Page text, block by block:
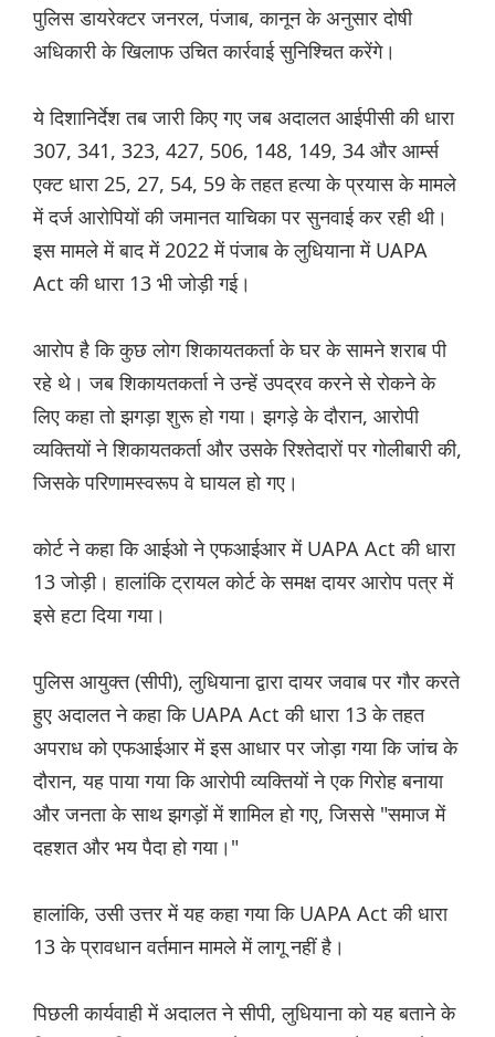
पुलिस डायरेक्टर जनरल, पंजाब, कानून के अनुसार दोषी
अधिकारी के खिलाफ उचित कार्रवाई सुनिश्चित करेंगे।
ये दिशानिर्देश तब जारी किए गए जब अदालत आईपीसी की धारा
307, 341, 323, 427, 506, 148, 149, 34 और आर्म्स
एक्ट धारा 25, 27, 54, 59 के तहत हत्या के प्रयास के मामले
में दर्ज आरोपियों की जमानत याचिका पर सुनवाई कर रही थी।
इस मामले में बाद में 2022 में पंजाब के लुधियाना में UAPA
Act की धारा 13 भी जोड़ी गई।
आरोप है कि कुछ लोग शिकायतकर्ता के घर के सामने शराब पी
रहे थे। जब शिकायतकर्ता ने उन्हें उपद्रव करने से रोकने के
लिए कहा तो झगड़ा शुरू हो गया। झगड़े के दौरान, आरोपी
व्यक्तियों ने शिकायतकर्ता और उसके रिश्तेदारों पर गोलीबारी की,
जिसके परिणामस्वरूप वे घायल हो गए।
कोर्ट ने कहा कि आईओ ने एफआईआर में UAPA Act की धारा
13 जोड़ी। हालांकि ट्रायल कोर्ट के समक्ष दायर आरोप पत्र में
इसे हटा दिया गया।
पुलिस आयुक्त (सीपी), लुधियाना द्वारा दायर जवाब पर गौर करते
हुए अदालत ने कहा कि UAPA Act की धारा 13 के तहत
अपराध को एफआईआर में इस आधार पर जोड़ा गया कि जांच के
दौरान, यह पाया गया कि आरोपी व्यक्तियों ने एक गिरोह बनाया
और जनता के साथ झगड़ों में शामिल हो गए, जिससे "समाज में
दहशत और भय पैदा हो गया।"
हालांकि, उसी उत्तर में यह कहा गया कि UAPA Act की धारा
13 के प्रावधान वर्तमान मामले में लागू नहीं है।
पिछली कार्यवाही में अदालत ने सीपी, लुधियाना को यह बताने के